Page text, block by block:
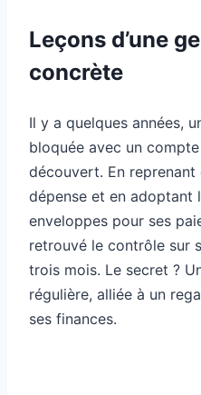
Leçons d’une
concrète
Il y a quelques années,
bloquée avec un
découvert. En
dépense et en adoptant
enveloppes pour ses
retrouvé le contrôle sur
trois mois. Le secret ?
régulière, alliée à un
ses finances.